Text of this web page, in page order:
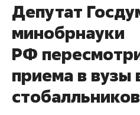
Депутат
минобрнауки
РФ
приема в вузы
стобалльников